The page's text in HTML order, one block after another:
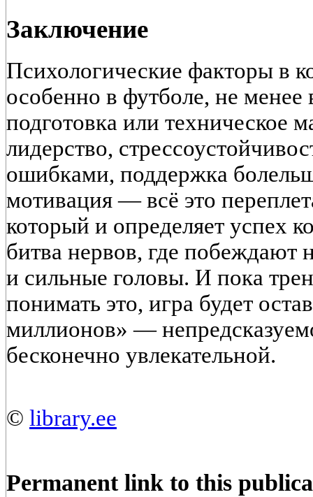
Заключение
Психологические факторы в
особенно в футболе, не
подготовка или техническое
лидерство,
ошибками, поддержка
мотивация — всё это
который и определяет успех
битва нервов, где побеждают
и сильные головы. И пока
понимать это, игра будет
миллионов» —
бесконечно увлекательной.
© library.ee
Permanent link to this